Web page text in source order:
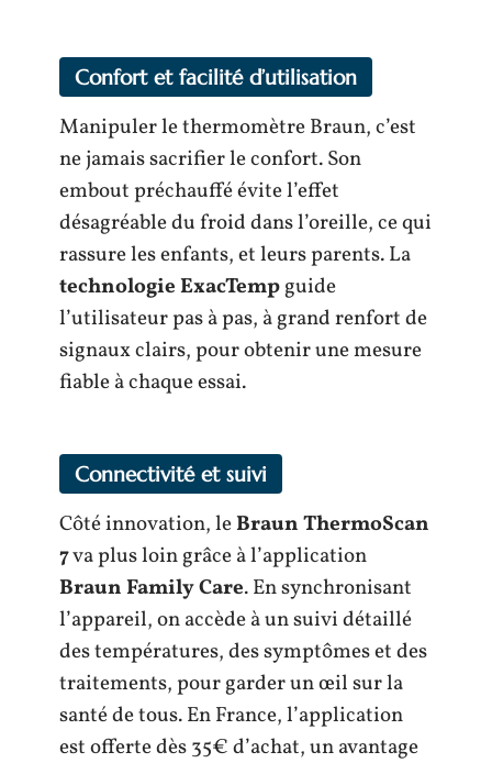
Confort et facilité d’utilisation
Manipuler le thermomètre Braun, c’est
ne jamais sacrifier le confort. Son
embout préchauffé évite l’effet
désagréable du froid dans l’oreille, ce qui
rassure les enfants, et leurs parents. La
technologie ExacTempguide
l’utilisateur pas à pas, à grand renfort de
signaux clairs, pour obtenir une mesure
fiable à chaque essai.
Connectivité et suivi
Côté innovation, leBraun ThermoScan
7va plus loin grâce à l’application
Braun Family Care. En synchronisant
l’appareil, on accède à un suivi détaillé
des températures, des symptômes et des
traitements, pour garder un œil sur la
santé de tous. En France, l’application
est offerte dès 35€ d’achat, un avantage